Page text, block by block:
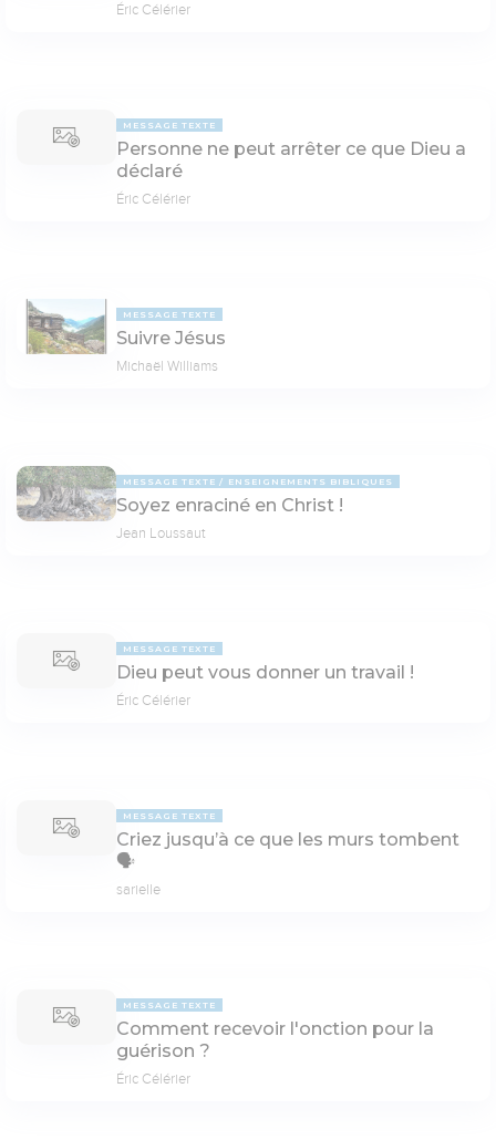
Éric Célérier
MESSAGE TEXTE
Personne ne peut arrêter ce que Dieu a
déclaré
Éric Célérier
MESSAGE TEXTE
Suivre Jésus
Michaël Williams
MESSAGE TEXTE ENSEIGNEMENTS BIBLIQUES
Soyez enraciné en Christ !
Jean Loussaut
MESSAGE TEXTE
Dieu peut vous donner un travail !
Éric Célérier
MESSAGE TEXTE
Criez jusqu’à ce que les murs tombent
🗣
sarielle
MESSAGE TEXTE
Comment recevoir l'onction pour la
guérison ?
Éric Célérier